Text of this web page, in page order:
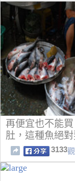
再便宜也不能
肚，這種魚絕對
3133